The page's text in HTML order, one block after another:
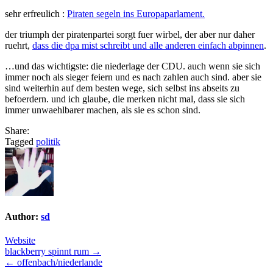
sehr erfreulich : Piraten segeln ins Europaparlament.
der triumph der piratenpartei sorgt fuer wirbel, der aber nur daher
ruehrt, dass die dpa mist schreibt und alle anderen einfach abpinnen.
…und das wichtigste: die niederlage der CDU. auch wenn sie sich
immer noch als sieger feiern und es nach zahlen auch sind. aber sie
sind weiterhin auf dem besten wege, sich selbst ins abseits zu
befoerdern. und ich glaube, die merken nicht mal, dass sie sich
immer unwaehlbarer machen, als sie es schon sind.
Share:
Tagged politik
Author: sd
Website
Post
navigation
blackberry spinnt rum →
← offenbach/niederlande